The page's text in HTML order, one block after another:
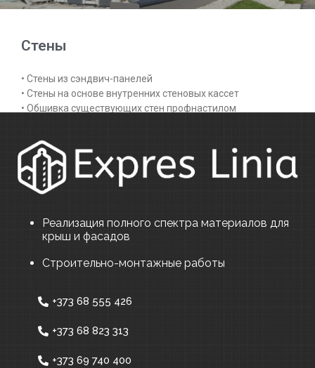
Стены
• Стены из сэндвич-панелей
• Стены на основе внутренних стеновых кассет
• Обшивка существующих стен профнастилом
ЧМИАИЬ ДАЛЬШЕ »
Реализация полного спектра материалов для
крыш и фасадов
Строительно-монтажные работы
+373 68 555 426
+373 68 823 313
+373 69 740 400